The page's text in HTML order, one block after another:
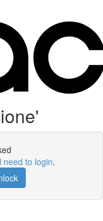
need to login.